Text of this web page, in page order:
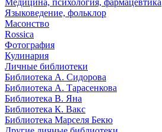
Медицина, психология, фармацевтика
Языковедение, фольклор
Масонство
Rossica
Фотография
Кулинария
Личные библиотеки
Библиотека А. Сидорова
Библиотека А. Тарасенкова
Библиотека В. Яна
Библиотека К. Вакс
Библиотека Марселя Бекю